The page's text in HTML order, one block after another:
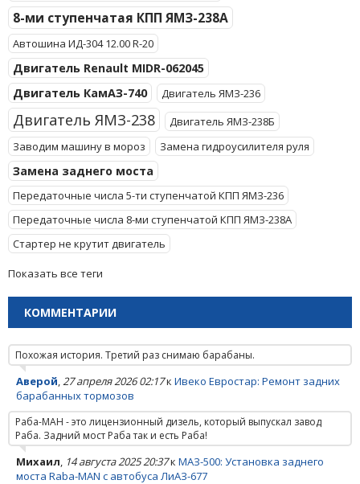
8-ми ступенчатая КПП ЯМЗ-238А
Автошина ИД-304 12.00 R-20
Двигатель Renault MIDR-062045
Двигатель КамАЗ-740
Двигатель ЯМЗ-236
Двигатель ЯМЗ-238
Двигатель ЯМЗ-238Б
Заводим машину в мороз
Замена гидроусилителя руля
Замена заднего моста
Передаточные числа 5-ти ступенчатой КПП ЯМЗ-236
Передаточные числа 8-ми ступенчатой КПП ЯМЗ-238А
Стартер не крутит двигатель
Показать все теги
КОММЕНТАРИИ
Похожая история. Третий раз снимаю барабаны.
Аверой,27 апреля 2026 02:17к Ивеко Евростар: Ремонт задних
барабанных тормозов
Раба-МАН - это лицензионный дизель, который выпускал завод
Раба. Задний мост Раба так и есть Раба!
Михаил, 14 августа 2025 20:37к МАЗ-500: Установка заднего
моста Raba-MAN с автобуса ЛиАЗ-677